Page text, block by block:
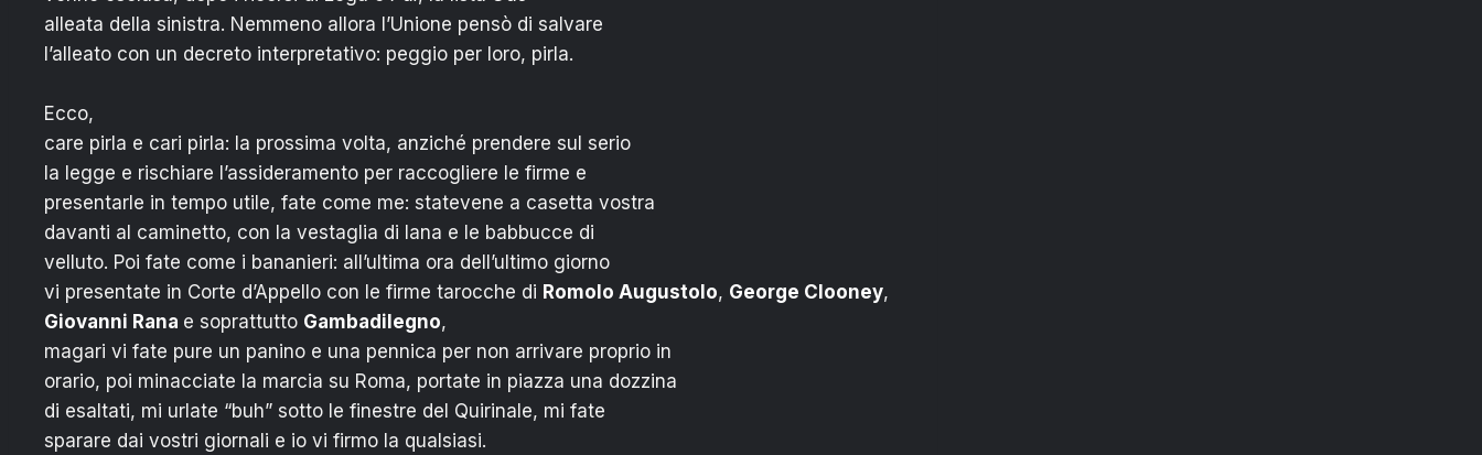
alleata della sinistra. Nemmeno allora l’Unione pensò di salvare
l’alleato con un decreto interpretativo: peggio per loro, pirla.
Ecco,
care pirla e cari pirla: la prossima volta, anziché prendere sul serio
la legge e rischiare l’assideramento per raccogliere le firme e
presentarle in tempo utile, fate come me: statevene a casetta vostra
davanti al caminetto, con la vestaglia di lana e le babbucce di
velluto. Poi fate come i bananieri: all’ultima ora dell’ultimo giorno
vi presentate in Corte d’Appello con le firme tarocche di Romolo Augustolo, George Clooney,
Giovanni Rana e soprattutto Gambadilegno,
magari vi fate pure un panino e una pennica per non arrivare proprio in
orario, poi minacciate la marcia su Roma, portate in piazza una dozzina
di esaltati, mi urlate “buh” sotto le finestre del Quirinale, mi fate
sparare dai vostri giornali e io vi firmo la qualsiasi.